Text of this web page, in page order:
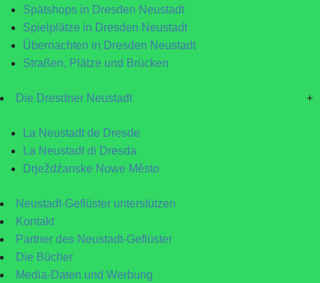
Spätshops in Dresden Neustadt
Spielplätze in Dresden Neustadt
Übernachten in Dresden Neustadt
Straßen, Plätze und Brücken
Die Dresdner Neustadt +
La Neustadt de Dresde
La Neustadt di Dresda
Drježdźanske Nowe Město
Neustadt-Geflüster unterstützen
Kontakt
Partner des Neustadt-Geflüster
Die Bücher
Media-Daten und Werbung